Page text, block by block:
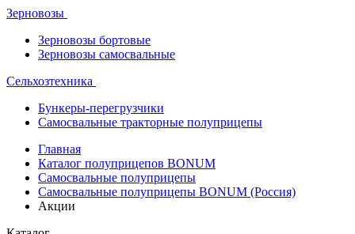
Зерновозы
Зерновозы бортовые
Зерновозы самосвальные
Сельхозтехника
Бункеры-перегрузчики
Самосвальные тракторные полуприцепы
Главная
Каталог полуприцепов BONUM
Самосвальные полуприцепы
Самосвальные полуприцепы BONUM (Россия)
Акции